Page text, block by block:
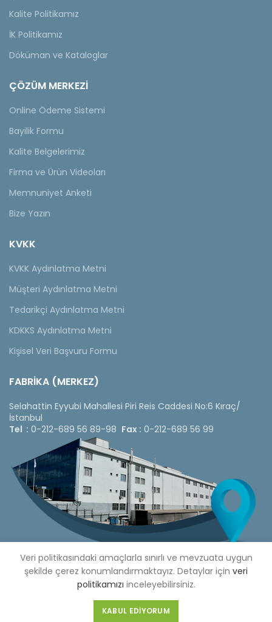
Kalite Politikamız
İK Politikamız
Döküman ve Kataloglar
ÇÖZÜM MERKEZİ
Online Ödeme Sistemi
Bayilik Formu
Kalite Belgelerimiz
Firma ve Ürün Videoları
Memnuniyet Anketi
Bize Yazın
KVKK
KVKK Aydınlatma Metni
Müşteri Aydınlatma Metni
Tedarikçi Aydınlatma Metni
KDKKS Aydınlatma Metni
Kişisel Veri Başvuru Formu
FABRİKA (MERKEZ)
Selahattin Eyyubi Mahallesi Piri Reis Caddesi No:6 Kıraç/
İstanbul
Tel : 0-212-689 56 89-98 Fax : 0-212-689 56 99
Copyright © 2020 Çetinkaya Pano |Çetinkaya Pano Fiyat
Listesi
Veri politikasındaki amaçlarla sınırlı ve mevzuata uygun
şekilde çerez konumlandırmaktayız. Detaylar için veri
politikamızı inceleyebilirsiniz.
KABUL EDIYORUM